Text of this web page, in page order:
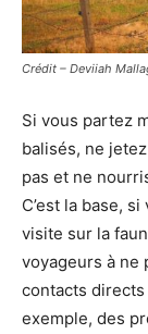
Crédit – Deviiah
Si vous partez
balisés, ne
pas et ne
C’est la base,
visite sur la
voyageurs à ne
contacts directs
exemple, des